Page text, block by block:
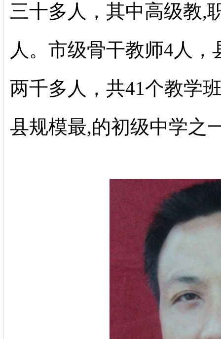
三十多人，其中高级教,
人。市级骨干教师4人，
两千多人，共41个教学
县规模最,的初级中学之